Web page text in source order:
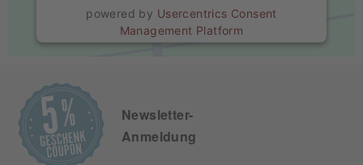
powered by Usercentrics Consent
Management Platform
Newsletter-
Anmeldung